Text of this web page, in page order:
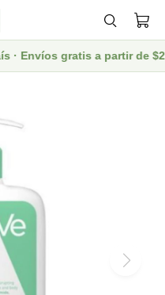
· Envíos gratis a partir de